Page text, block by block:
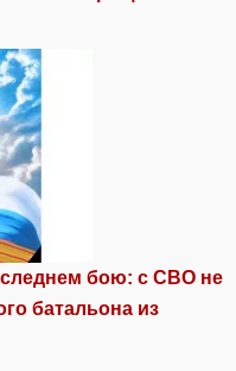
бою: с СВО не
батальона из